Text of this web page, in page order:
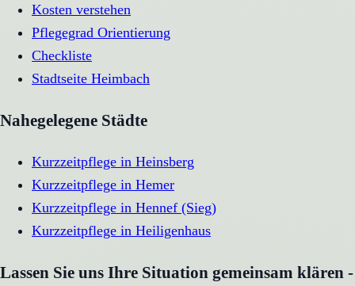
Kosten verstehen
Pflegegrad Orientierung
Checkliste
Stadtseite Heimbach
Nahegelegene Städte
Kurzzeitpflege in Heinsberg
Kurzzeitpflege in Hemer
Kurzzeitpflege in Hennef (Sieg)
Kurzzeitpflege in Heiligenhaus
Lassen Sie uns Ihre Situation gemeinsam klären -